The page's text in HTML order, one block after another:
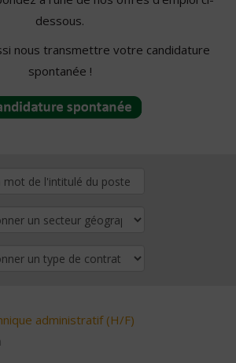
dessous.
nous transmettre votre candidature
spontanée !
administratif (H/F)